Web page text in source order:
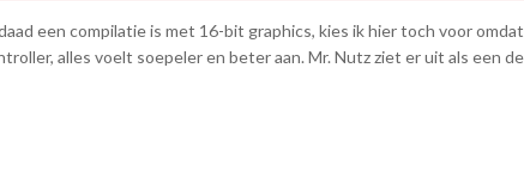
een compilatie is met 16-bit graphics, kies ik hier toch voor
alles voelt soepeler en beter aan. Mr. Nutz ziet er uit als een